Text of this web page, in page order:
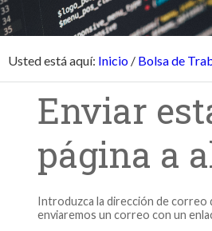
Usted está aquí: Inicio / Bolsa de
Enviar
página a
Introduzca la dirección de correo
enviaremos un correo con un